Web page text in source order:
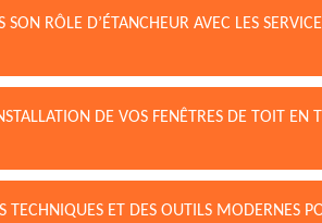
RÔLE D’ÉTANCHEUR AVEC LES
DE VOS FENÊTRES DE TOIT EN
TECHNIQUES ET DES OUTILS MODERNES